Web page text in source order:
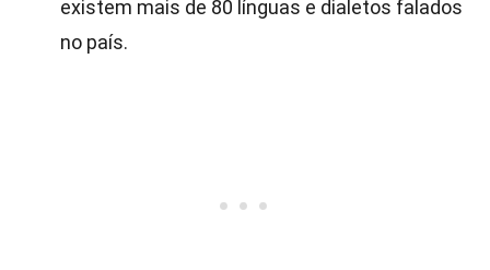
existem mais de 80 línguas e dialetos falados
no país.